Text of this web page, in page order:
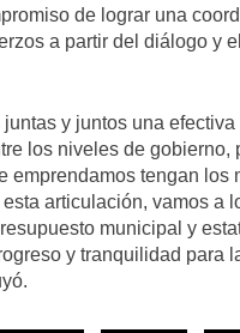
de lograr una
a partir del diálogo y el
y juntos una efectiva
los niveles de gobierno,
emprendamos tengan los
articulación, vamos a
municipal y
y tranquilidad para